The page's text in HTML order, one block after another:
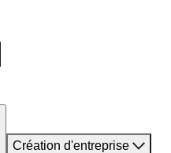
Création d'entreprise